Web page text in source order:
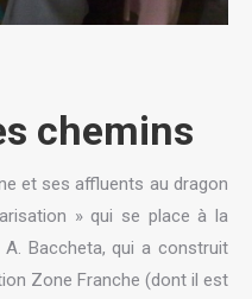
chemins
et ses affluents au dragon
» qui se place à la
Baccheta, qui a construit
Zone Franche (dont il est